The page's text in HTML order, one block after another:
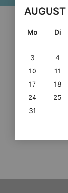
AUGUST
Mo Di
3
4
10
11
17
18
24
25
31